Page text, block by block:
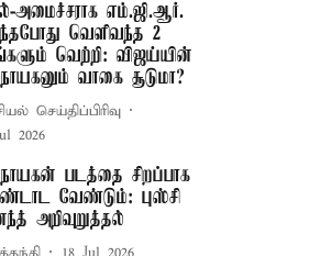
அமைச்சராக எம்.ஜி.ஆர்.
வெளிவந்த 2
வெற்றி: விஜய்யின்
வாகை சூடுமா?
செய்திப்பிரிவு
2026
படத்தை சிறப்பாக
வேண்டும்: புஸ்சி
அறிவுறுத்தல்